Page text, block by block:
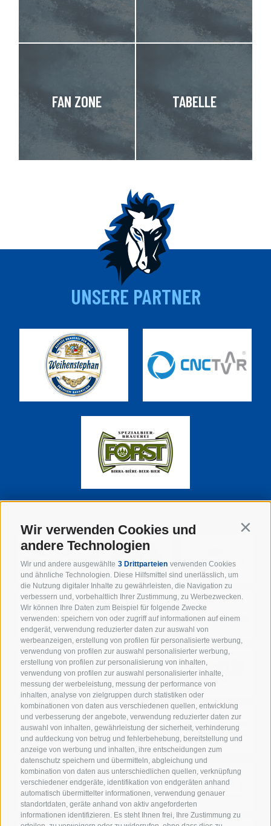
Wir verwenden Cookies und
andere Technologien
Wir und andere ausgewählte 3 Drittparteien verwenden Cookies
und ähnliche Technologien. Diese Hilfsmittel sind unerlässlich, um
die Nutzung digitaler Inhalte zu gewährleisten, die Navigation zu
verbessern und, vorbehaltlich Ihrer Zustimmung, zu Werbezwecken.
Wir können Ihre Daten zum Beispiel für folgende Zwecke
verwenden: speichern von oder zugriff auf informationen auf einem
endgerät, verwendung reduzierter daten zur auswahl von
werbeanzeigen, erstellung von profilen für personalisierte werbung,
verwendung von profilen zur auswahl personalisierter werbung,
erstellung von profilen zur personalisierung von inhalten,
verwendung von profilen zur auswahl personalisierter inhalte,
messung der werbeleistung, messung der performance von
inhalten, analyse von zielgruppen durch statistiken oder
kombinationen von daten aus verschiedenen quellen, entwicklung
und verbesserung der angebote, verwendung reduzierter daten zur
auswahl von inhalten, gewährleistung der sicherheit, verhinderung
und aufdeckung von betrug und fehlerbehebung, bereitstellung und
anzeige von werbung und inhalten, ihre entscheidungen zum
datenschutz speichern und übermitteln, abgleichung und
kombination von daten aus unterschiedlichen quellen, verknüpfung
verschiedener endgeräte, identifikation von endgeräten anhand
automatisch übermittelter informationen, verwendung genauer
standortdaten, geräte anhand von aktiv angeforderten
informationen identifizieren. Es steht Ihnen frei, Ihre Zustimmung zu
FAN ZONE TABELLE
UNSERE PARTNER